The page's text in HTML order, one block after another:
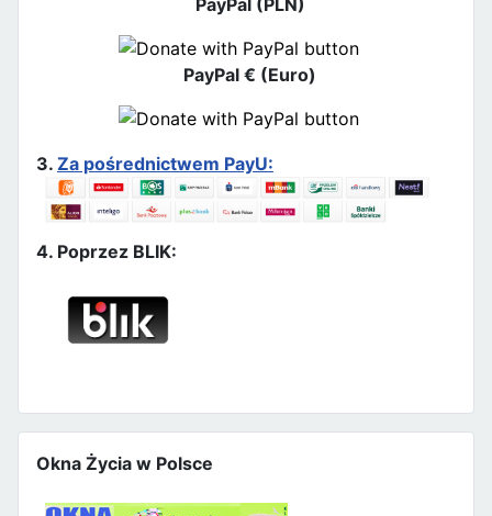
PayPal (PLN)
PayPal € (Euro)
3. Za pośrednictwem PayU:
4. Poprzez BLIK:
Okna Życia w Polsce